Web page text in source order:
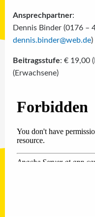
Ansprechpartner:
Dennis Binder (0176 –
dennis.binder@web.de)
Beitragsstufe: € 19,00
(Erwachsene)